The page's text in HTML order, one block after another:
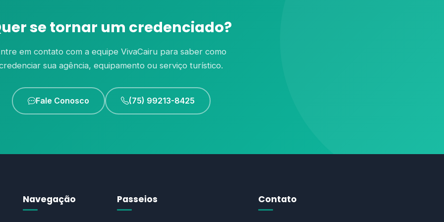
se tornar um credenciado?
em contato com a equipe VivaCairu para saber como
sua agência, equipamento ou serviço turístico.
Fale Conosco (75) 99213-8425
Navegação Passeios Contato